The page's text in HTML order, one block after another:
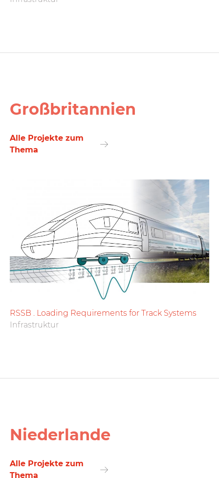
Großbritannien
Alle Projekte zum
Thema
RSSB . Loading Requirements for Track Systems
Infrastruktur
Niederlande
Alle Projekte zum
Thema